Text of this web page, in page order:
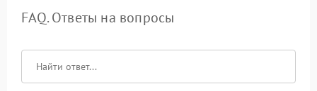
FAQ. Ответы на вопросы